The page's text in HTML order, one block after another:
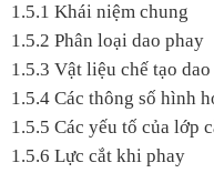
1.5.1 Khái niệm chung
1.5.2 Phân loại dao phay
1.5.3 Vật liệu chế tạo
1.5.4 Các thông số hình
1.5.5 Các yếu tố của lớp
1.5.6 Lực cắt khi phay